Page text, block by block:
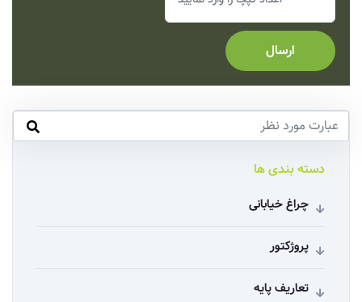
ارسال
دسته بندی ها
چراغ خیابانی
پروژکتور
تعاریف پایه